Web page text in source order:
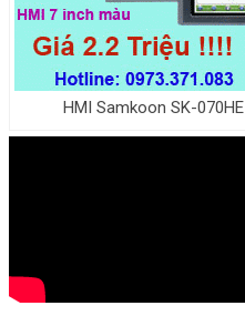
HMI Samkoon SK-070HE